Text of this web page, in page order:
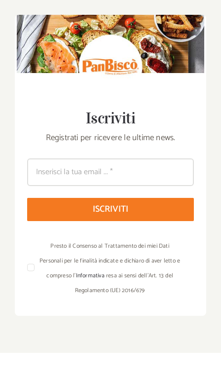
Iscriviti
Registrati per ricevere le ultime news.
ISCRIVITI
Presto il Consenso al Trattamento dei miei Dati
Personali per le finalità indicate e dichiaro di aver letto e
compreso l’Informativaresa ai sensi dell’Art. 13 del
Regolamento (UE) 2016/679